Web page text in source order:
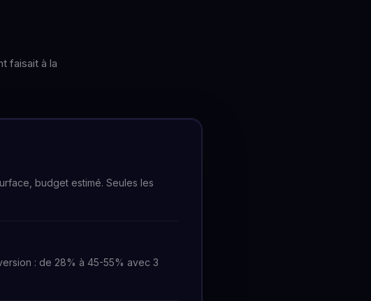
faisait à la
budget estimé. Seules les
: de 28% à 45-55% avec 3